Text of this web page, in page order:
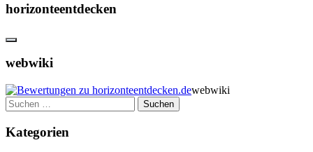
horizonteentdecken
webwiki
webwiki
Suchen
nach:
Kategorien